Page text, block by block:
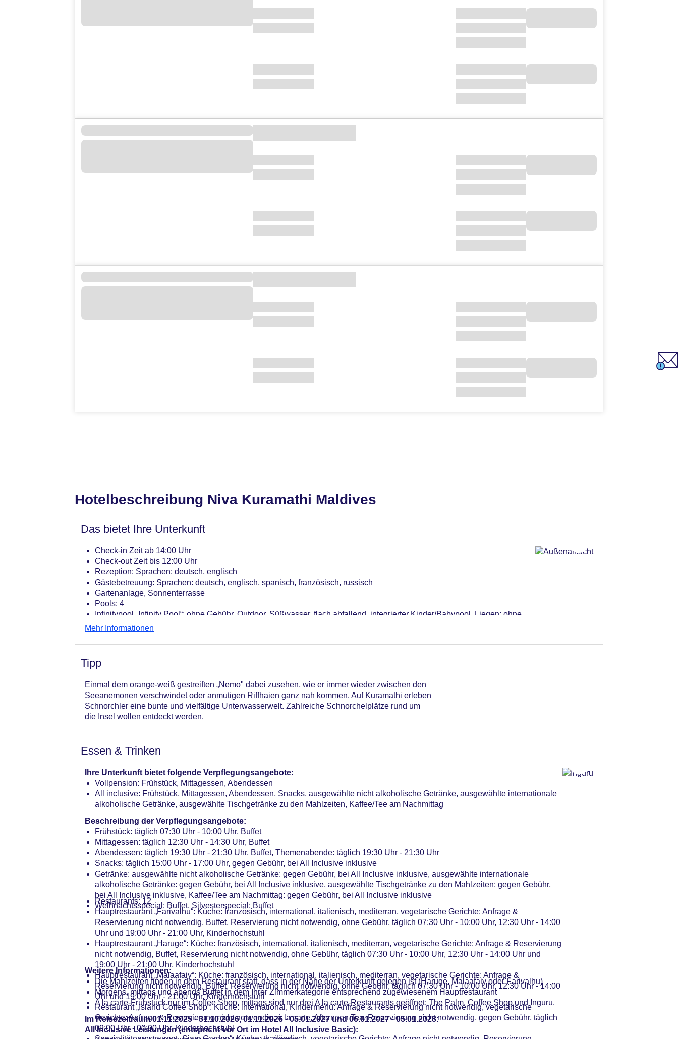
Hotelbeschreibung Niva Kuramathi Maldives
Das bietet Ihre Unterkunft
Check-in Zeit ab 14:00 Uhr
Check-out Zeit bis 12:00 Uhr
Rezeption: Sprachen: deutsch, englisch
Gästebetreuung: Sprachen: deutsch, englisch, spanisch, französisch, russisch
Gartenanlage, Sonnenterrasse
Pools: 4
Infinitypool „Infinity Pool“: ohne Gebühr, Outdoor, Süßwasser, flach abfallend, integrierter Kinder/Babypool, Liegen: ohne
Gebühr, Sonnenschirme: ohne Gebühr
Sonnenschirme: ohne Gebühr
Kinderpool „Children's Pool“: ohne Gebühr, Outdoor, Süßwasser, Liegen: ohne Gebühr
Souvenirshop, Boutique, Friseur
Arzt: Sprachen: deutsch, englisch
Internet: WLAN/WiFi, im öffentlichen Bereich: ohne Gebühr, an der Rezeption/in der Lobby: ohne Gebühr
Wäscheservice: gegen Gebühr
Gepäckservice
Haustiere nicht erlaubt
Landeskategorie: 4 Sterne
Mehr Informationen
Tipp
Einmal dem orange-weiß gestreiften „Nemo" dabei zusehen, wie er immer wieder zwischen den
Seeanemonen verschwindet oder anmutigen Riffhaien ganz nah kommen. Auf Kuramathi erleben
Schnorchler eine bunte und vielfältige Unterwasserwelt. Zahlreiche Schnorchelplätze rund um
die Insel wollen entdeckt werden.
Essen & Trinken
Ihre Unterkunft bietet folgende Verpflegungsangebote:
Vollpension: Frühstück, Mittagessen, Abendessen
All inclusive: Frühstück, Mittagessen, Abendessen, Snacks, ausgewählte nicht alkoholische Getränke, ausgewählte internationale
alkoholische Getränke, ausgewählte Tischgetränke zu den Mahlzeiten, Kaffee/Tee am Nachmittag
Beschreibung der Verpflegungsangebote:
Frühstück: täglich 07:30 Uhr - 10:00 Uhr, Buffet
Mittagessen: täglich 12:30 Uhr - 14:30 Uhr, Buffet
Abendessen: täglich 19:30 Uhr - 21:30 Uhr, Buffet, Themenabende: täglich 19:30 Uhr - 21:30 Uhr
Snacks: täglich 15:00 Uhr - 17:00 Uhr, gegen Gebühr, bei All Inclusive inklusive
Getränke: ausgewählte nicht alkoholische Getränke: gegen Gebühr, bei All Inclusive inklusive, ausgewählte internationale
alkoholische Getränke: gegen Gebühr, bei All Inclusive inklusive, ausgewählte Tischgetränke zu den Mahlzeiten: gegen Gebühr,
bei All Inclusive inklusive, Kaffee/Tee am Nachmittag: gegen Gebühr, bei All Inclusive inklusive
Weihnachtsspecial: Buffet, Silvesterspecial: Buffet
Restaurants: 12
Hauptrestaurant „Farivalhu“: Küche: französisch, international, italienisch, mediterran, vegetarische Gerichte: Anfrage &
Reservierung nicht notwendig, Buffet, Reservierung nicht notwendig, ohne Gebühr, täglich 07:30 Uhr - 10:00 Uhr, 12:30 Uhr - 14:00
Uhr und 19:00 Uhr - 21:00 Uhr, Kinderhochstuhl
Hauptrestaurant „Haruge“: Küche: französisch, international, italienisch, mediterran, vegetarische Gerichte: Anfrage & Reservierung
nicht notwendig, Buffet, Reservierung nicht notwendig, ohne Gebühr, täglich 07:30 Uhr - 10:00 Uhr, 12:30 Uhr - 14:00 Uhr und
19:00 Uhr - 21:00 Uhr, Kinderhochstuhl
Hauptrestaurant „Malaafaiy“: Küche: französisch, international, italienisch, mediterran, vegetarische Gerichte: Anfrage &
Reservierung nicht notwendig, Buffet, Reservierung nicht notwendig, ohne Gebühr, täglich 07:30 Uhr - 10:00 Uhr, 12:30 Uhr - 14:00
Uhr und 19:00 Uhr - 21:00 Uhr, Kinderhochstuhl
Restaurant „Island Coffee Shop“: Küche: international, Kindermenü: Anfrage & Reservierung nicht notwendig, vegetarische
Gerichte: Anfrage & Reservierung nicht notwendig, à la carte, Afternoon Tea, Reservierung nicht notwendig, gegen Gebühr, täglich
09:00 Uhr - 00:00 Uhr, Kinderhochstuhl
Weitere Informationen:
Die Mahlzeiten finden in dem Restaurant statt, dass in der Nähe der Unterkunft gelegen ist (Haruge, Malaafaiy oder Farivalhu)
Morgens, mittags und abends Buffet in dem Ihrer Zimmerkategorie entsprechend zugewiesenem Hauptrestaurant
A la carte-Frühstück nur im Coffee Shop, mittags sind nur drei A la carte-Restaurants geöffnet: The Palm, Coffee Shop und Inguru.
Im Reisezeitraum 01.11.2025 - 31.10.2026, 01.11.2026 - 05.01.2027 und 06.01.2027 - 05.01.2028:
All Inclusive Leistungen (entspricht vor Ort im Hotel All Inclusive Basic):